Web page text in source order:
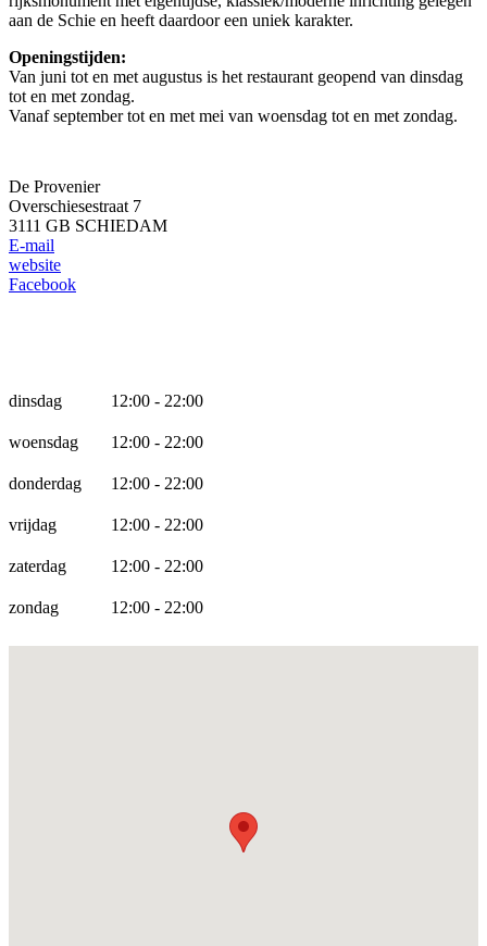
aan de Schie en heeft daardoor een uniek karakter.
Openingstijden:
Van juni tot en met augustus is het restaurant geopend van dinsdag
tot en met zondag.
Vanaf september tot en met mei van woensdag tot en met zondag.
De Provenier
Overschiesestraat 7
3111 GB SCHIEDAM
E-mail
website
Facebook
dinsdag 12:00 - 22:00
woensdag 12:00 - 22:00
donderdag 12:00 - 22:00
vrijdag 12:00 - 22:00
zaterdag 12:00 - 22:00
zondag 12:00 - 22:00